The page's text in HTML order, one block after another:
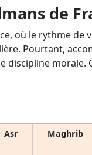
de
où le rythme de
Pourtant,
discipline morale.
Asr Maghrib